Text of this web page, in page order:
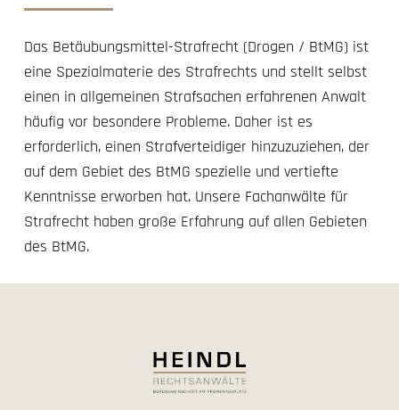
Das Betäubungsmittel-Strafrecht (Drogen / BtMG) ist
eine Spezialmaterie des Strafrechts und stellt selbst
einen in allgemeinen Strafsachen erfahrenen Anwalt
häufig vor besondere Probleme. Daher ist es
erforderlich, einen Strafverteidiger hinzuzuziehen, der
auf dem Gebiet des BtMG spezielle und vertiefte
Kenntnisse erworben hat. Unsere Fachanwälte für
Strafrecht haben große Erfahrung auf allen Gebieten
des BtMG.